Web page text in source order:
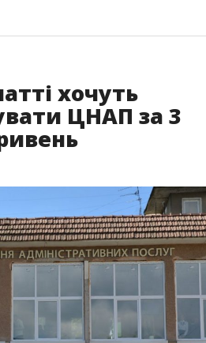
хочуть
ЦНАП за 3